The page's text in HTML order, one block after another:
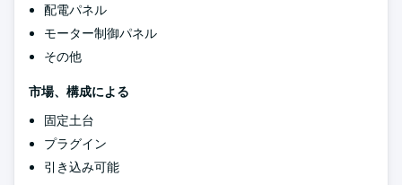
配電パネル
モーター制御パネル
その他
市場、構成による
固定土台
プラグイン
引き込み可能